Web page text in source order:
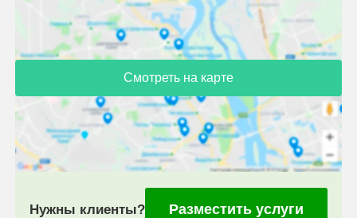
Смотреть на карте
Нужны клиенты? Разместить услуги